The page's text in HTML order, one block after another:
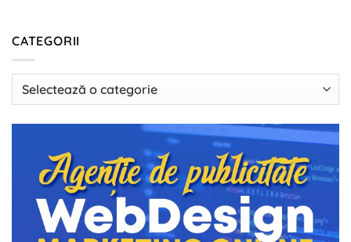
CATEGORII
Categorii